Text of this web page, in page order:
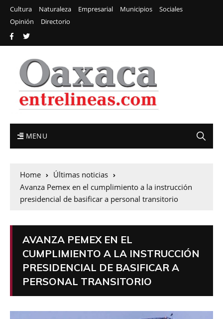
Cultura Naturaleza Empresarial Municipios
Sociales
Opinión
Directorio
MENU
Home
Últimas noticias
Avanza Pemex en el cumplimiento a la instrucción
presidencial de basificar a personal transitorio
AVANZA PEMEX EN EL
CUMPLIMIENTO A LA INSTRUCCIÓN
PRESIDENCIAL DE BASIFICAR A
PERSONAL TRANSITORIO